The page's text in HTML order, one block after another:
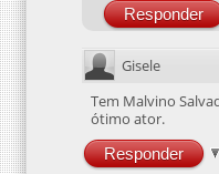
Responder
Gisele
Tem Malvino
ótimo ator.
Responder